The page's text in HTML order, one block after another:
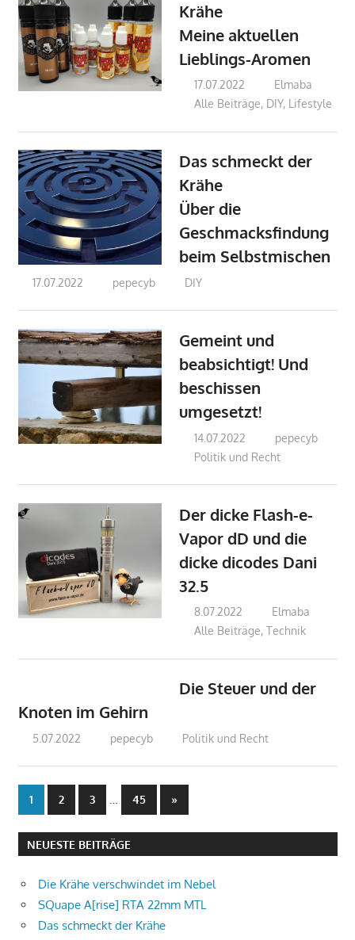
Krähe
Meine aktuellen
Lieblings-Aromen
17.07.2022
Elmaba
Alle Beiträge, DIY, Lifestyle
Das schmeckt der
Krähe
Über die
Geschmacksfindung
beim Selbstmischen
17.07.2022 pepecyb DIY
Gemeint und
beabsichtigt! Und
beschissen
umgesetzt!
14.07.2022
pepecyb
Politik und Recht
Der dicke Flash-e-
Vapor dD und die
dicke dicodes Dani
32.5
8.07.2022
Elmaba
Alle Beiträge,Technik
Die Steuer und der
Knoten im Gehirn
5.07.2022 pepecyb Politik und Recht
Beitragsnavigation
1 2 3 45
Nächste
Beiträge
»
NEUESTE BEITRÄGE
Die Krähe verschwindet im Nebel
SQuape A[rise] RTA 22mm MTL
Das schmeckt der Krähe